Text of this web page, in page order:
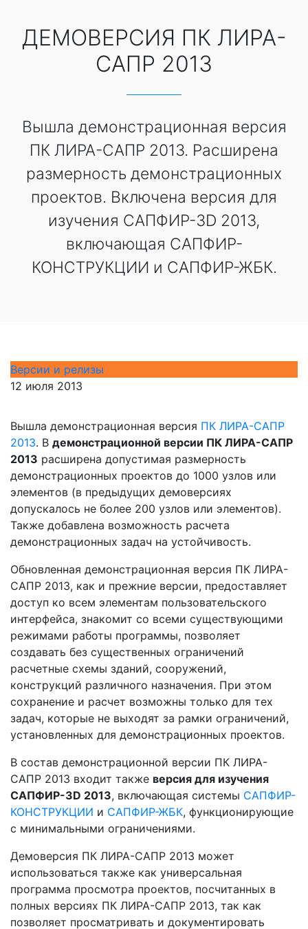
ДЕМОВЕРСИЯ ПК ЛИРА-
САПР 2013
Вышла демонстрационная версия
ПК ЛИРА-САПР 2013. Расширена
размерность демонстрационных
проектов. Включена версия для
изучения САПФИР-3D 2013,
включающая САПФИР-
КОНСТРУКЦИИ и САПФИР-ЖБК.
Версии и релизы
12 июля 2013
Вышла демонстрационная версия ПК ЛИРА-САПР
2013. В демонстрационной версии ПК ЛИРА-САПР
2013 расширена допустимая размерность
демонстрационных проектов до 1000 узлов или
элементов (в предыдущих демоверсиях
допускалось не более 200 узлов или элементов).
Также добавлена возможность расчета
демонстрационных задач на устойчивость.
Обновленная демонстрационная версия ПК ЛИРА-
САПР 2013, как и прежние версии, предоставляет
доступ ко всем элементам пользовательского
интерфейса, знакомит со всеми существующими
режимами работы программы, позволяет
создавать без существенных ограничений
расчетные схемы зданий, сооружений,
конструкций различного назначения. При этом
сохранение и расчет возможны только для тех
задач, которые не выходят за рамки ограничений,
установленных для демонстрационных проектов.
В состав демонстрационной версии ПК ЛИРА-
САПР 2013 входит также версия для изучения
САПФИР-3D 2013, включающая системы САПФИР-
КОНСТРУКЦИИ и САПФИР-ЖБК, функционирующие
с минимальными ограничениями.
Демоверсия ПК ЛИРА-САПР 2013 может
использоваться также как универсальная
программа просмотра проектов, посчитанных в
полных версиях ПК ЛИРА-САПР 2013, так как
позволяет просматривать и документировать